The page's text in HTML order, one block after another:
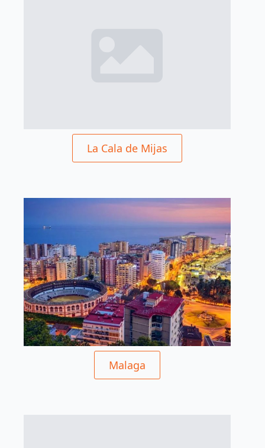
La Cala de Mijas
Malaga